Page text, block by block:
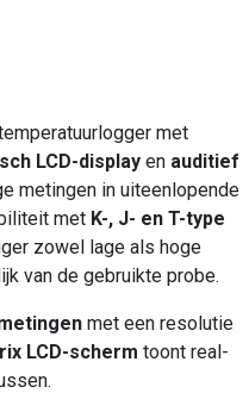
met
LCD-display en auditief
metingen in uiteenlopende
met K-, J- en T-type
zowel lage als hoge
van de gebruikte probe.
met een resolutie
LCD-scherm toont real-